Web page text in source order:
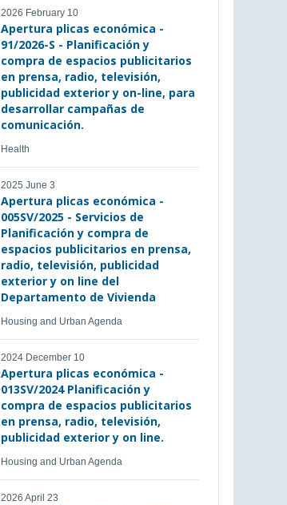
2026 February 10
Apertura plicas económica -
91/2026-S - Planificación y
compra de espacios publicitarios
en prensa, radio, televisión,
publicidad exterior y on-line, para
desarrollar campañas de
comunicación.
Health
2025 June 3
Apertura plicas económica -
005SV/2025 - Servicios de
Planificación y compra de
espacios publicitarios en prensa,
radio, televisión, publicidad
exterior y on line del
Departamento de Vivienda
Housing and Urban Agenda
2024 December 10
Apertura plicas económica -
013SV/2024 Planificación y
compra de espacios publicitarios
en prensa, radio, televisión,
publicidad exterior y on line.
Housing and Urban Agenda
2026 April 23